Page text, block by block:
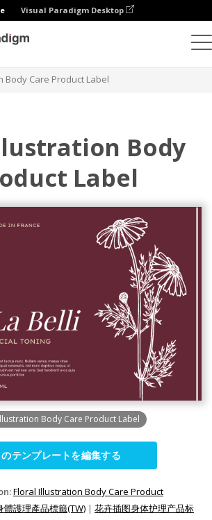
Visual Paradigm Desktop
Body Care Product Label
Body
Label
Body Care Product Label
のテンプレートを編集する
Floral Illustration Body Care Product
體護理產品標籤(TW) | 花卉插图身体护理产品标